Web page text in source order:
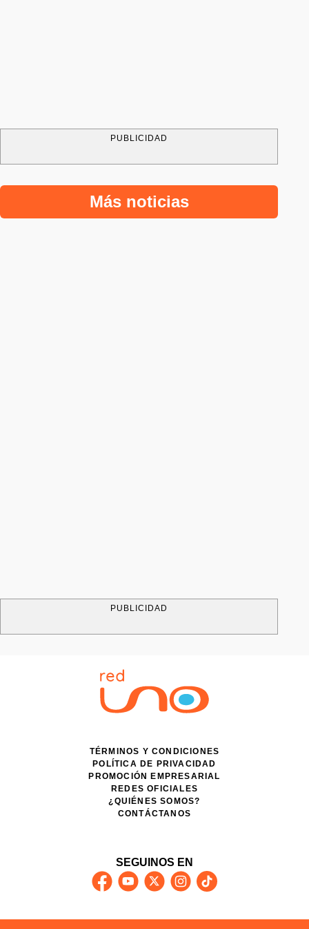
PUBLICIDAD
Más noticias
PUBLICIDAD
TÉRMINOS Y CONDICIONES
POLÍTICA DE PRIVACIDAD
PROMOCIÓN EMPRESARIAL
REDES OFICIALES
¿QUIÉNES SOMOS?
CONTÁCTANOS
SEGUINOS EN